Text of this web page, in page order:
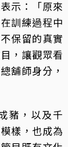
示：「原來
訓練過程中
保留的真實
，讓觀眾看
舖師身分，
豬，以及千
樣，也成為